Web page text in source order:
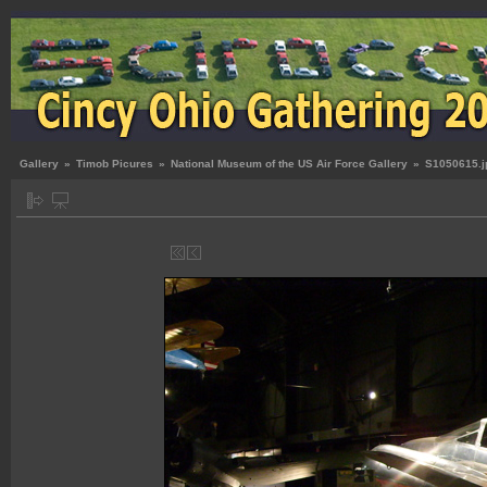
Gallery » Timob Picures » National Museum of the US Air Force Gallery »